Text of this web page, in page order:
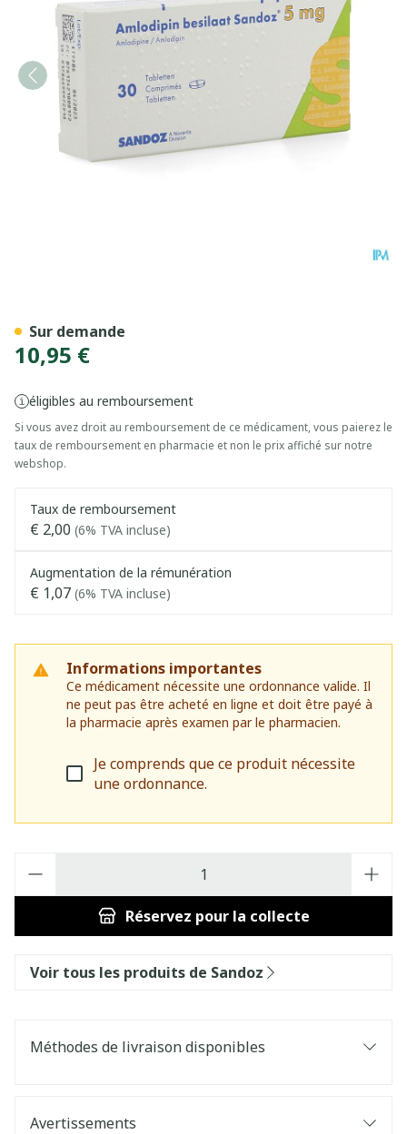
10,95 €
éligibles au remboursement
Si vous avez droit au remboursement de ce médicament, vous paierez le
taux de remboursement en pharmacie et non le prix affiché sur notre
webshop.
Taux de remboursement
€ 2,00 (6% TVA incluse)
Augmentation de la rémunération
€ 1,07 (6% TVA incluse)
Informations importantes
Ce médicament nécessite une ordonnance valide. Il
ne peut pas être acheté en ligne et doit être payé à
la pharmacie après examen par le pharmacien.
Je comprends que ce produit nécessite
une ordonnance.
Réservez pour la collecte
Sur demande
Voir tous les produits de Sandoz
Méthodes de livraison disponibles
Avertissements